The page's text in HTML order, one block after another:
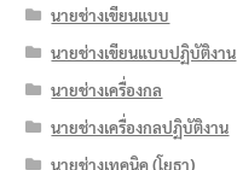
นายช่างเขียนแบบ
นายช่างเขียนแบบปฏิบัติงาน
นายช่างเครื่องกล
นายช่างเครื่องกลปฏิบัติงาน
นายช่างเทคนิค (โยธา)